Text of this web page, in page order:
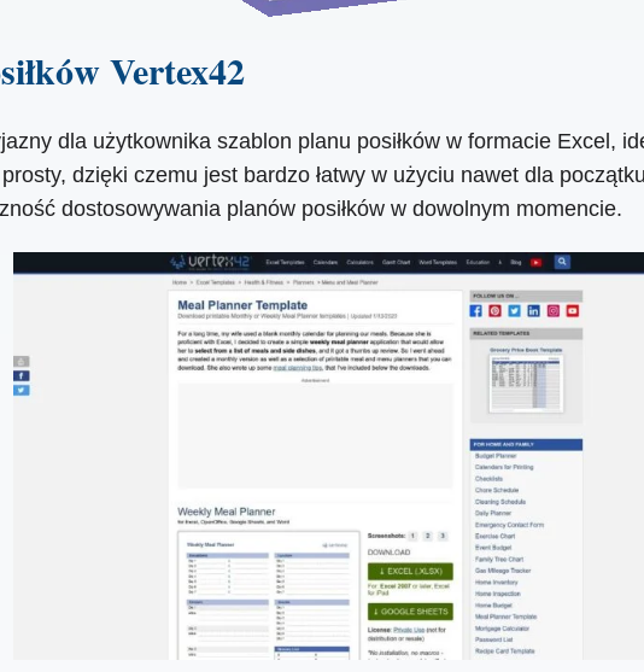
Vertex42
dla użytkownika szablon planu posiłków w formacie Excel,
dzięki czemu jest bardzo łatwy w użyciu nawet dla
dostosowywania planów posiłków w dowolnym momencie.